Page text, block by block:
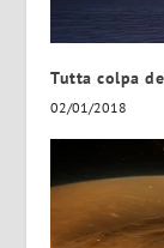
Tutta colpa
02/01/2018